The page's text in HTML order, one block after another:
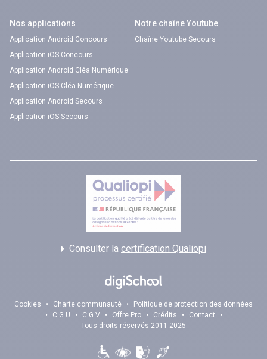
Nos applications
Application Android Concours
Application iOS Concours
Application Android Cléa Numérique
Application iOS Cléa Numérique
Application Android Secours
Application iOS Secours
Notre chaîne Youtube
Chaîne Youtube Secours
Consulter la certification Qualiopi
Cookies • Charte communauté •
Politique de protection des données
•
C.G.U • C.G.V • Offre Pro • Crédits • Contact
•
Tous droits réservés 2011-2025